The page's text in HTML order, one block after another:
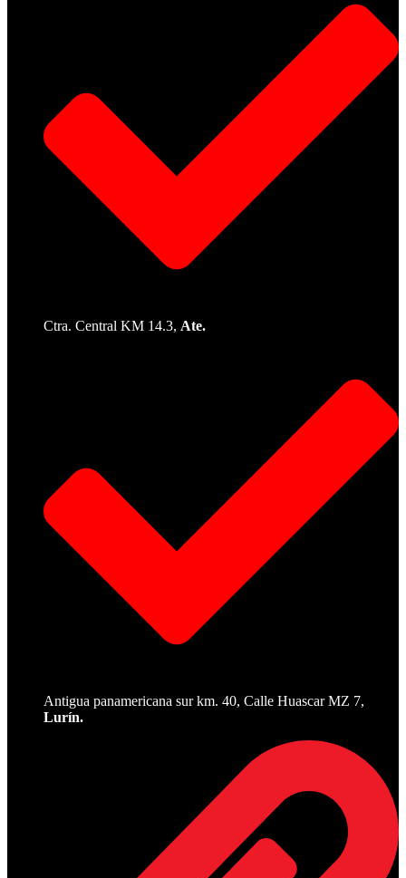
Ctra. Central KM 14.3, Ate.
Antigua panamericana sur km. 40, Calle Huascar MZ 7,
Lurín.